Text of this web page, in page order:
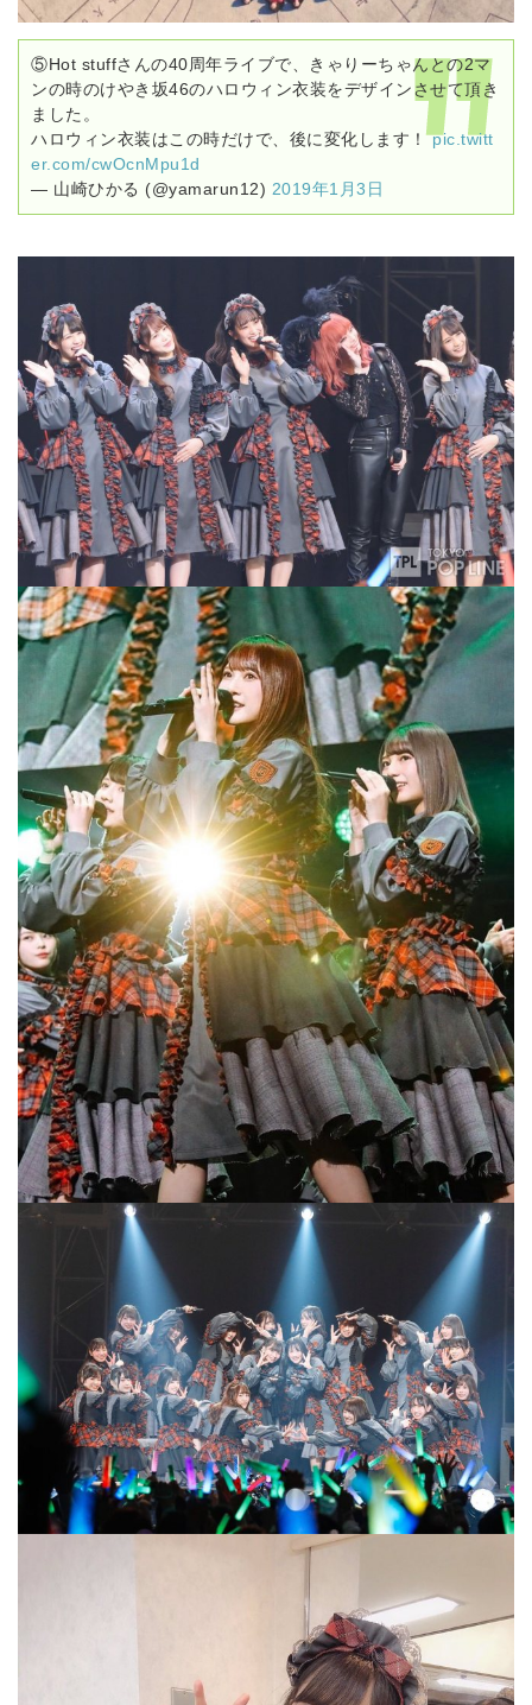
⑤Hot stuffさんの40周年ライブで、きゃりーちゃんとの2マ
ンの時のけやき坂46のハロウィン衣装をデザインさせて頂き
ました。
ハロウィン衣装はこの時だけで、後に変化します！pic.twitt
er.com/cwOcnMpu1d
— 山崎ひかる (@yamarun12) 2019年1月3日